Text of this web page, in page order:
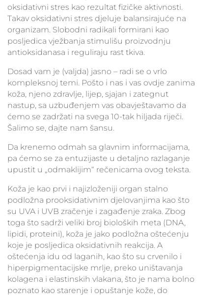
oksidativni stres kao rezultat fizičke aktivnosti.
Takav oksidativni stres djeluje balansirajuće na
organizam. Slobodni radikali formirani kao
posljedica vježbanja stimulišu proizvodnju
antioksidanasa i reguliraju rast tkiva.
Dosad vam je (valjda) jasno – radi se o vrlo
kompleksnoj temi. Pošto i nas i vas ovdje zanima
koža, njeno zdravlje, lijep, sjajan i zategnut
nastup, sa uzbuđenjem vas obavještavamo da
ćemo se zadržati na svega 10-tak hiljada riječi.
Šalimo se, dajte nam šansu.
Da krenemo odmah sa glavnim informacijama,
pa ćemo se za entuzijaste u detaljno razlaganje
upustit u „odmaklijim“ rečenicama ovog teksta.
Koža je kao prvi i najizloženiji organ stalno
podložna prooksidativnim djelovanjima kao što
su UVA i UVB zračenje i zagađenje zraka. Zbog
toga što sadrži veliki broj bioloških meta (DNA,
lipidi, proteini), koža je jako podložna oštećenju
koje je posljedica oksidativnih reakcija. A
oštećenja idu od laganih, kao što su crvenilo i
hiperpigmentacijske mrlje, preko uništavanja
kolagena i elastinskih vlakana, što je nama bolno
poznato kao starenje i opuštanje kože, do